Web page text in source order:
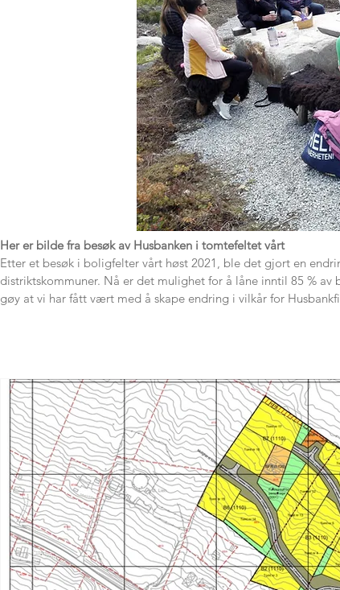
Her er bilde fra besøk av Husbanken i tomtefeltet vårt
Etter et besøk i boligfelter vårt høst 2021, ble det gjort en
distriktskommuner. Nå er det mulighet for å låne inntil 85 %
gøy at vi har fått vært med å skape endring i vilkår for